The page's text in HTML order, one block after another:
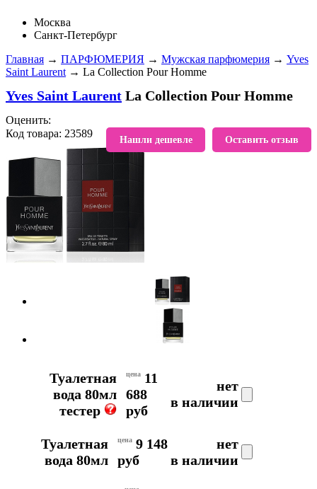
Москва
Санкт-Петербург
Главная → ПАРФЮМЕРИЯ → Мужская парфюмерия → Yves
Saint Laurent → La Collection Pour Homme
Yves Saint Laurent La Collection Pour Homme
Оставить отзыв
Нашли дешевле
Оценить:
Код товара: 23589
В избранное
Туалетная
вода 80мл
тестер
цена 11
688
руб
нет
в наличии
Туалетная
вода 80мл
цена 9 148
руб
нет
в наличии